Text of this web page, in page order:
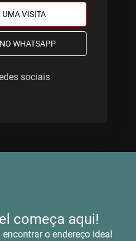
AGENDAR UMA VISITA
WHATSAPP
sociais
começa aqui!
o endereço ideal